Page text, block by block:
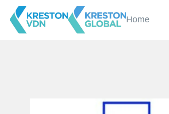
Home